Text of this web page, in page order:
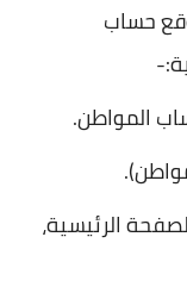
حساب
المواطن.
الرئيسية،